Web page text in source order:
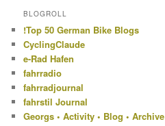
BLOGROLL
!Top 50 German Bike Blogs
CyclingClaude
e-Rad Hafen
fahrradio
fahrradjournal
fahrstil Journal
Georgs • Activity • Blog • Archive